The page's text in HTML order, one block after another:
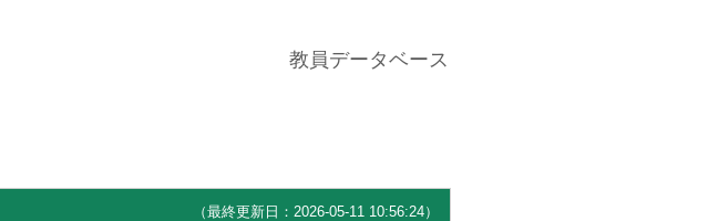
教員データベース
（最終更新日：2026-05-11 10:56:24）